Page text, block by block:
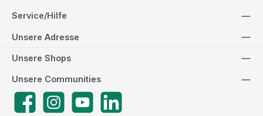
Service/Hilfe
Unsere Adresse
Unsere Communities
FacebookInstagramYouTube
Unsere Shops